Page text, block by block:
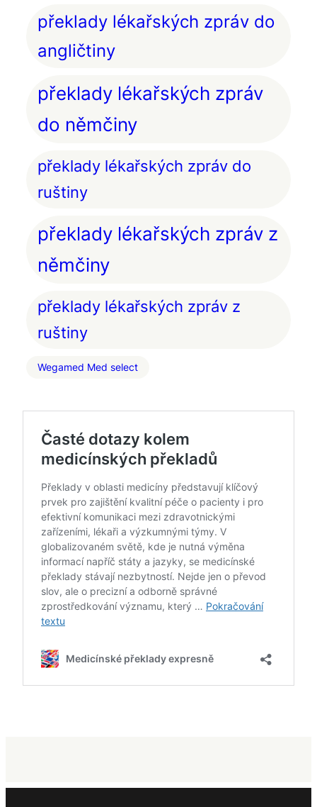
překlady lékařských zpráv do
angličtiny
překlady lékařských zpráv
do němčiny
překlady lékařských zpráv do
ruštiny
překlady lékařských zpráv z
němčiny
překlady lékařských zpráv z
ruštiny
Wegamed Med select